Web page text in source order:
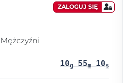
ZALOGUJ SIĘ
Mężczyźni
10g 55m 10s